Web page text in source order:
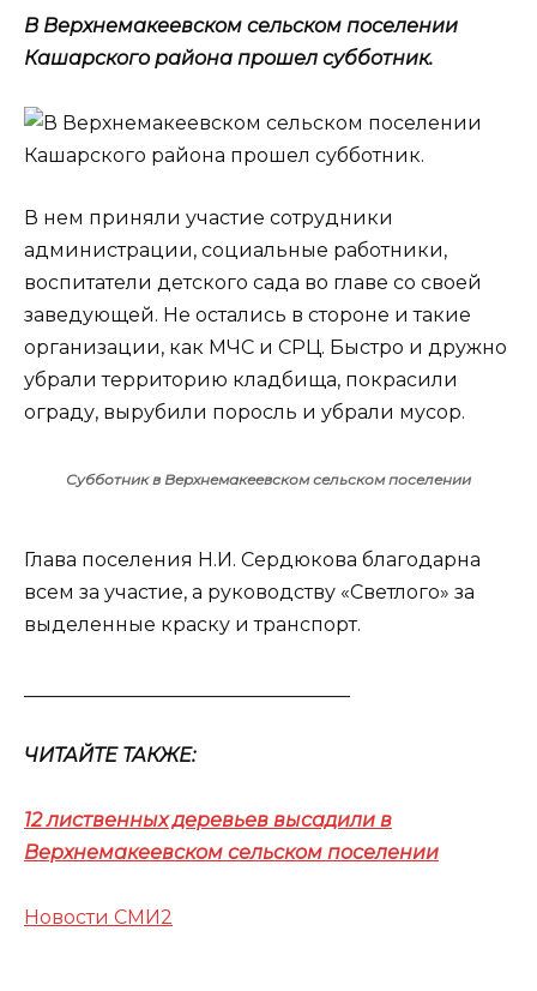
В Верхнемакеевском сельском поселении
Кашарского района прошел субботник.
В нем приняли участие сотрудники
администрации, социальные работники,
воспитатели детского сада во главе со своей
заведующей. Не остались в стороне и такие
организации, как МЧС и СРЦ. Быстро и дружно
убрали территорию кладбища, покрасили
ограду, вырубили поросль и убрали мусор.
Субботник в Верхнемакеевском сельском поселении
Глава поселения Н.И. Сердюкова благодарна
всем за участие, а руководству «Светлого» за
выделенные краску и транспорт.
ЧИТАЙТЕ ТАКЖЕ:
12 лиственных деревьев высадили в
Верхнемакеевском сельском поселении
Новости СМИ2